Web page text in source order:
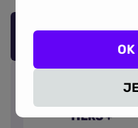
TIERS +